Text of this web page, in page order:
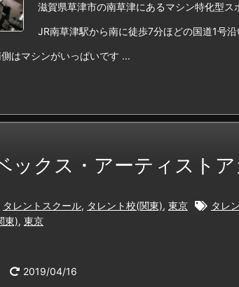
滋賀県草津市の南草津にあるマシン特化型ス
JR南草津駅から南に徒歩7分ほどの国道1号沿
はマシンがいっぱいです ...
ックス・アーティスト
タレントスクール, タレント校(関東), 東京 タレ
東), 東京
2019/04/16